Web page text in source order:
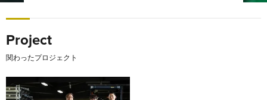
Project
関わったプロジェクト
企業の“らしさ”をどう受け継ぐか？ 創業58年の農業企業が